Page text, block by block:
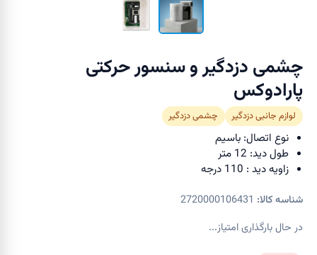
چشمی دزدگیر و سنسور حرکتی
پارادوکس
لوازم جانبی دزدگیر چشمی دزدگیر
نوع اتصال: باسیم
طول دید: 12 متر
زاویه دید : 110 درجه
شناسه کالا: 2720000106431
در حال بارگذاری امتیاز...